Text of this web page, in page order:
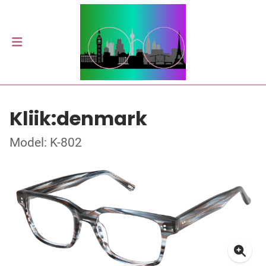
Kliik:denmark
Model: K-802